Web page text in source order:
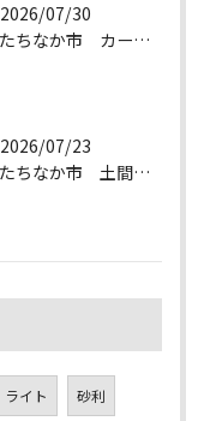
2026/07/30
ひたちなか市 カーポート
2026/07/23
ひたちなか市 土間コンクリート
ライト 砂利